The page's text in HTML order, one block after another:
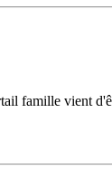
famille vient